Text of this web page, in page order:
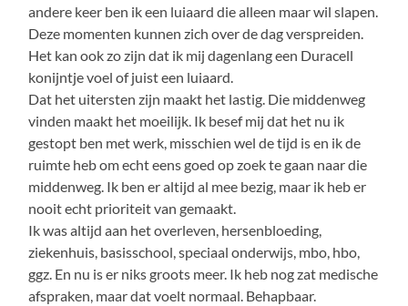
andere keer ben ik een luiaard die alleen maar wil slapen.
Deze momenten kunnen zich over de dag verspreiden.
Het kan ook zo zijn dat ik mij dagenlang een Duracell
konijntje voel of juist een luiaard.
Dat het uitersten zijn maakt het lastig. Die middenweg
vinden maakt het moeilijk. Ik besef mij dat het nu ik
gestopt ben met werk, misschien wel de tijd is en ik de
ruimte heb om echt eens goed op zoek te gaan naar die
middenweg. Ik ben er altijd al mee bezig, maar ik heb er
nooit echt prioriteit van gemaakt.
Ik was altijd aan het overleven, hersenbloeding,
ziekenhuis, basisschool, speciaal onderwijs, mbo, hbo,
ggz. En nu is er niks groots meer. Ik heb nog zat medische
afspraken, maar dat voelt normaal. Behapbaar.